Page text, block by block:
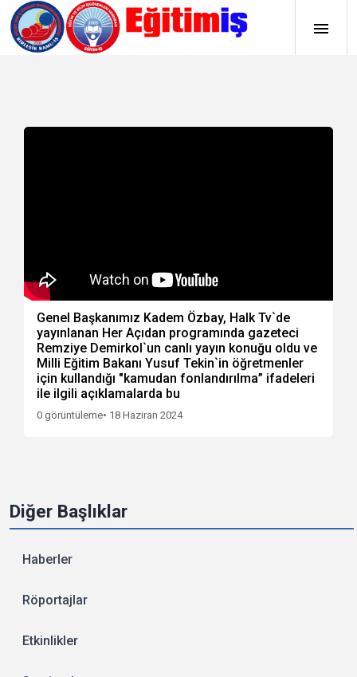
Diğer Başlıklar
Haberler
Röportajlar
Etkinlikler
Genel Başkanımız Kadem Özbay, Halk Tv`de
yayınlanan Her Açıdan programında gazeteci
Remziye Demirkol`un canlı yayın konuğu oldu ve
Milli Eğitim Bakanı Yusuf Tekin`in öğretmenler
için kullandığı "kamudan fonlandırılma” ifadeleri
ile ilgili açıklamalarda bu
0 görüntüleme• 18 Haziran 2024